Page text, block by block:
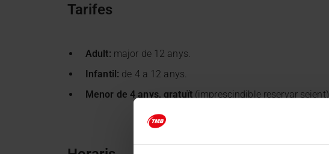
Tarifes
Adult: major de 12 anys.
Infantil: de 4 a 12 anys.
Menor de 4 anys, gratuït(imprescindible reservar seient).